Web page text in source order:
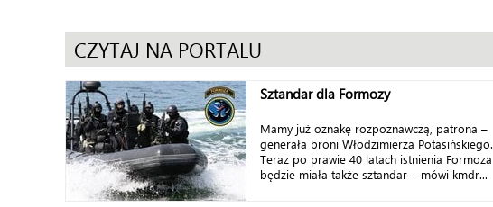
CZYTAJ NA PORTALU
Sztandar dla Formozy
Mamy już oznakę rozpoznawczą, patrona –
generała broni Włodzimierza Potasińskiego.
Teraz po prawie 40 latach istnienia Formoza
będzie miała także sztandar – mówi kmdr...